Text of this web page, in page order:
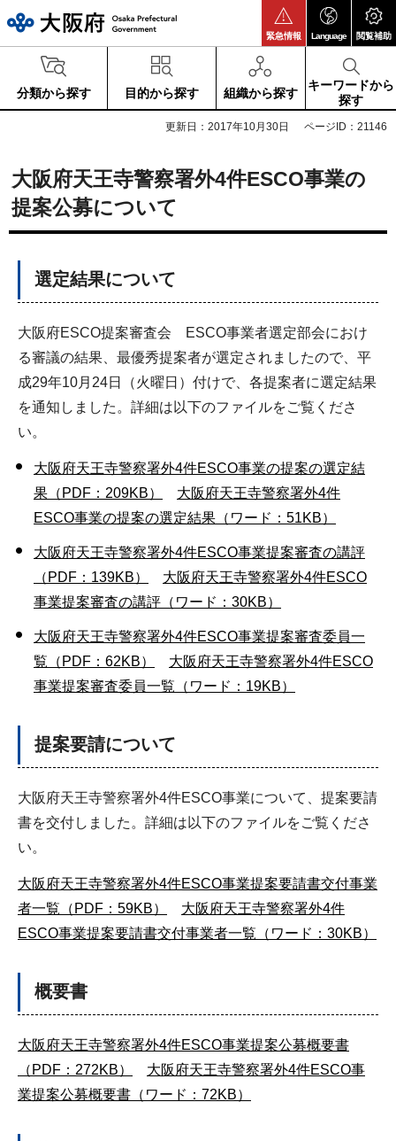
緊急情報 Language 閲覧補助
分類から探す 目的から探す 組織から探す
キーワードから
探す
更新日：2017年10月30日 ページID：21146
大阪府天王寺警察署外4件ESCO事業の
提案公募について
選定結果について
大阪府ESCO提案審査会 ESCO事業者選定部会におけ
る審議の結果、最優秀提案者が選定されましたので、平
成29年10月24日（火曜日）付けで、各提案者に選定結果
を通知しました。詳細は以下のファイルをご覧くださ
い。
大阪府天王寺警察署外4件ESCO事業の提案の選定結
果（PDF：209KB）
大阪府天王寺警察署外4件
ESCO事業の提案の選定結果（ワード：51KB）
大阪府天王寺警察署外4件ESCO事業提案審査の講評
（PDF：139KB）
大阪府天王寺警察署外4件ESCO
事業提案審査の講評（ワード：30KB）
大阪府天王寺警察署外4件ESCO事業提案審査委員一
覧（PDF：62KB）
大阪府天王寺警察署外4件ESCO
事業提案審査委員一覧（ワード：19KB）
提案要請について
大阪府天王寺警察署外4件ESCO事業について、提案要請
書を交付しました。詳細は以下のファイルをご覧くださ
い。
大阪府天王寺警察署外4件ESCO事業提案要請書交付事業
者一覧（PDF：59KB）
大阪府天王寺警察署外4件
ESCO事業提案要請書交付事業者一覧（ワード：30KB）
概要書
大阪府天王寺警察署外4件ESCO事業提案公募概要書
（PDF：272KB）
大阪府天王寺警察署外4件ESCO事
業提案公募概要書（ワード：72KB）